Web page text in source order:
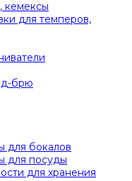
кемексы
для темперов,
брю
для бокалов
для посуды
для хранения